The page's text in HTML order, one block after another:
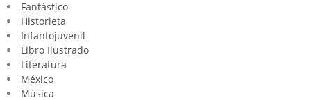
Fantástico
Historieta
Infantojuvenil
Libro Ilustrado
Literatura
México
Música